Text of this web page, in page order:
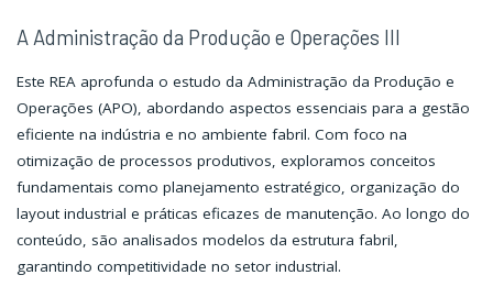
A Administração da Produção e Operações III
Este REA aprofunda o estudo da Administração da Produção e
Operações (APO), abordando aspectos essenciais para a gestão
eficiente na indústria e no ambiente fabril. Com foco na
otimização de processos produtivos, exploramos conceitos
fundamentais como planejamento estratégico, organização do
layout industrial e práticas eficazes de manutenção. Ao longo do
conteúdo, são analisados modelos da estrutura fabril,
garantindo competitividade no setor industrial.